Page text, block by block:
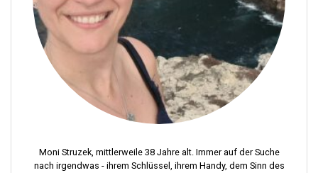
Moni Struzek, mittlerweile 38 Jahre alt. Immer auf der Suche
nach irgendwas - ihrem Schlüssel, ihrem Handy, dem Sinn des